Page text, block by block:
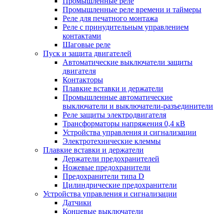
Промышленные реле времени и таймеры
Реле для печатного монтажа
Реле с принудительным управлением
контактами
Шаговые реле
Пуск и защита двигателей
Автоматические выключатели защиты
двигателя
Контакторы
Плавкие вставки и держатели
Промышленные автоматические
выключатели и выключатели-разъединители
Реле защиты электродвигателя
Трансформаторы напряжения 0,4 кВ
Устройства управления и сигнализации
Электротехнические клеммы
Плавкие вставки и держатели
Держатели предохранителей
Ножевые предохранители
Предохранители типа D
Цилиндрические предохранители
Устройства управления и сигнализации
Датчики
Концевые выключатели